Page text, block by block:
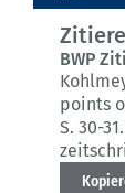
BWP
points
S. 30-31.